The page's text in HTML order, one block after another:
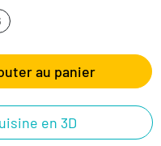
au panier
en 3D